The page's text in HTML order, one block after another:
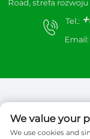
Road, strefa
Tel.:
Email:
Copyright ©
control
We value your
We use cookies and